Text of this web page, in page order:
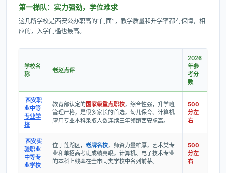
第一梯队：实力强劲，学位难求
这几所学校是西安公办职高的“门面”，教学质量和升学率都有保障，相
应的，入学门槛也最高。
学校名
称
老赵点评
2026
年参
考分
数
西安职
业中等
专业学
校
教育部认定的国家级重点职校，综合性强，升学班
管理严格，是很多家长的首选。幼儿保育、计算机
应用专业本科录取人数连续三年领跑西安职高。
500
分左
右
西安实
验职业
中等专
业学校
位于莲湖区， 老牌名校，师资力量雄厚，艺术类专
业和单招高考班成绩亮眼。计算机、电子技术专业
的本科上线率在全市同类学校中名列前茅。
500
分左
右